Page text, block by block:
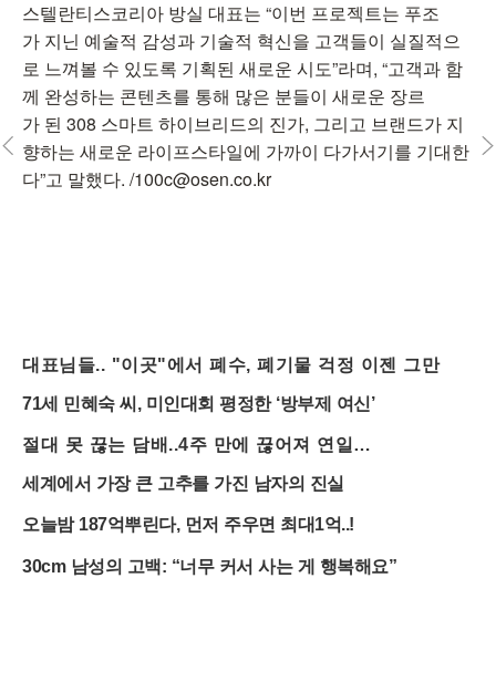
스텔란티스코리아 방실 대표는 “이번 프로젝트는 푸조
가 지닌 예술적 감성과 기술적 혁신을 고객들이 실질적으
로 느껴볼 수 있도록 기획된 새로운 시도”라며, “고객과 함
께 완성하는 콘텐츠를 통해 많은 분들이 새로운 장르
가 된 308 스마트 하이브리드의 진가, 그리고 브랜드가 지
향하는 새로운 라이프스타일에 가까이 다가서기를 기대한
다”고 말했다. /100c@osen.co.kr